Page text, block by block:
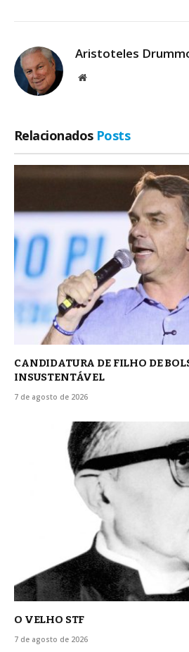
Aristoteles
Site
Relacionados Posts
CANDIDATURA DE FILHO DE
INSUSTENTÁVEL
7 de agosto de 2026
O VELHO STF
7 de agosto de 2026